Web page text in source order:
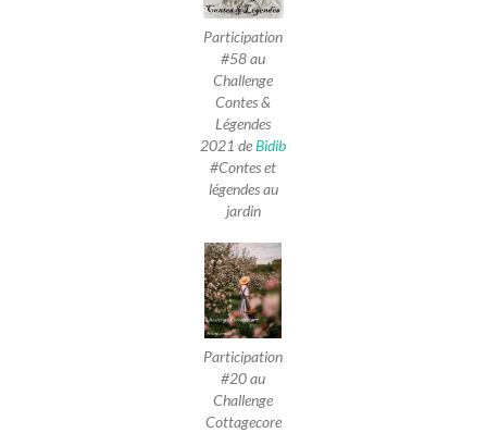
Participation
#58 au
Challenge
Contes &
Légendes
2021 deBidib
#Contes et
légendes au
jardin
Participation
#20 au
Challenge
Cottagecore